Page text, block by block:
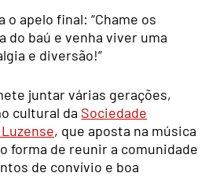
o apelo final: “Chame os
do baú e venha viver uma
e diversão!”
juntar várias gerações,
cultural da Sociedade
, que aposta na música
forma de reunir a comunidade
de convívio e boa